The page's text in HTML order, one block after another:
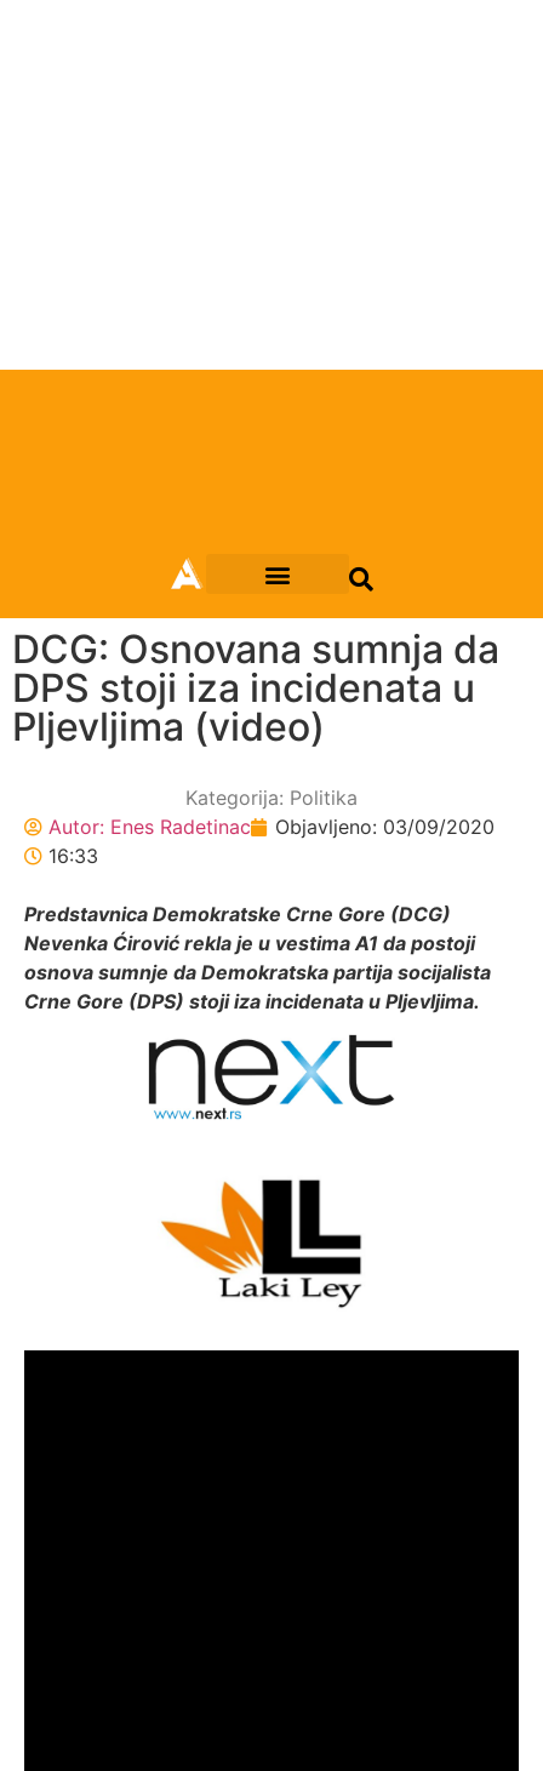
DCG: Osnovana sumnja da
DPS stoji iza incidenata u
Pljevljima (video)
Kategorija: Politika
Autor: Enes Radetinac Objavljeno: 03/09/2020
16:33
Predstavnica Demokratske Crne Gore (DCG)
Nevenka Ćirović rekla je u vestima A1 da postoji
osnova sumnje da Demokratska partija socijalista
Crne Gore (DPS) stoji iza incidenata u Pljevljima.